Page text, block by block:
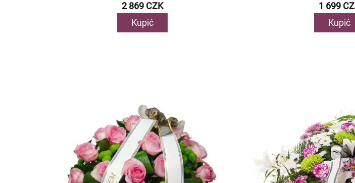
2 869 CZK
Kupić
1 699
Kupić